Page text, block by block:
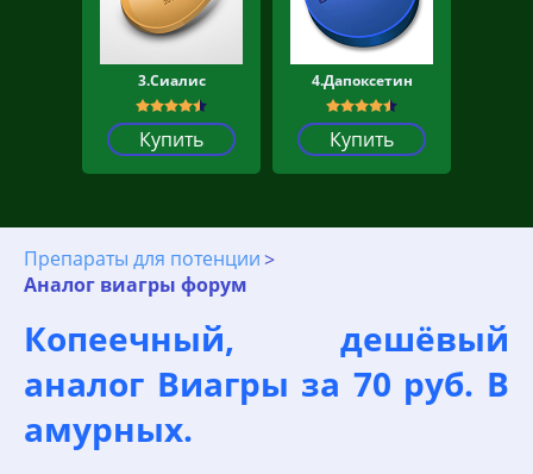
3.Сиалис
Купить
4.Дапоксетин
Купить
Препараты для потенции
Аналог виагры форум
Копеечный, дешёвый
аналог Виагры за 70 руб. В
амурных.